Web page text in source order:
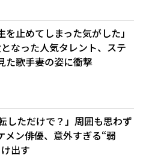
を止めてしまった気がした」
なった人気タレント、ステ
た歌手妻の姿に衝撃
しただけで？」周囲も思わず
ン俳優、意外すぎる“弱
出す